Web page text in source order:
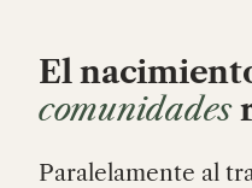
El
comunidades
Paralelamente al